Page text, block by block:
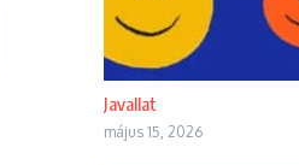
Javallat
május 15, 2026